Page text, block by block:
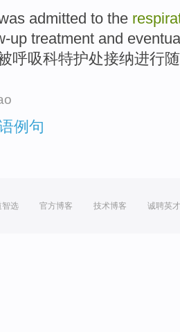
admitted to the
up treatment and
呼吸科特护处接纳进行
例句
智选 官方博客 技术博客 诚聘英才